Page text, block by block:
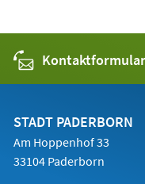
Kontaktformular
STADT PADERBORN
Am Hoppenhof 33
33104 Paderborn